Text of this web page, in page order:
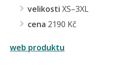
velikosti XS–3XL
cena 2190 Kč
web produktu